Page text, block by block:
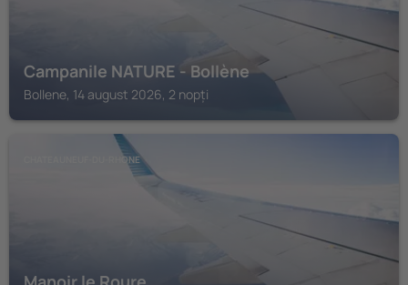
Campanile NATURE - Bollène
Bollene, 14 august 2026, 2 nopți
CHATEAUNEUF-DU-RHONE